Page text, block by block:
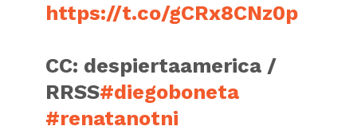
https://t.co/gCRx8CNz0p
CC: despiertaamerica /
RRSS#diegoboneta
#renatanotni